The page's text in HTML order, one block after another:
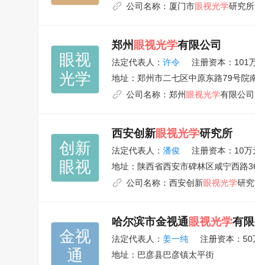
公司名称： 厦门市眼视光学研究所
眼视
光学
郑州 眼视光学有限公司
法定代表人： 许令 注册资本：101
地址： 郑州市二七区中原东路79号院
公司名称： 郑州 眼视光学有限公司
创新
眼视
西安创新眼视光学研究所
法定代表人： 潘俊 注册资本：10万
地址： 陕西省西安市碑林区咸宁西路
公司名称： 西安创新眼视光学研
金视
通
哈尔滨市金视通眼视光学有
法定代表人： 姜一纯 注册资本：50
地址： 巴彦县巴彦镇太平街